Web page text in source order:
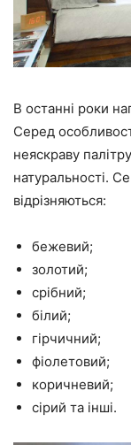
В останні роки
Серед
неяскраву
натуральності.
відрізняються:
бежевий;
золотий;
срібний;
білий;
гірчичний;
фіолетовий;
коричневий;
сірий та інші.